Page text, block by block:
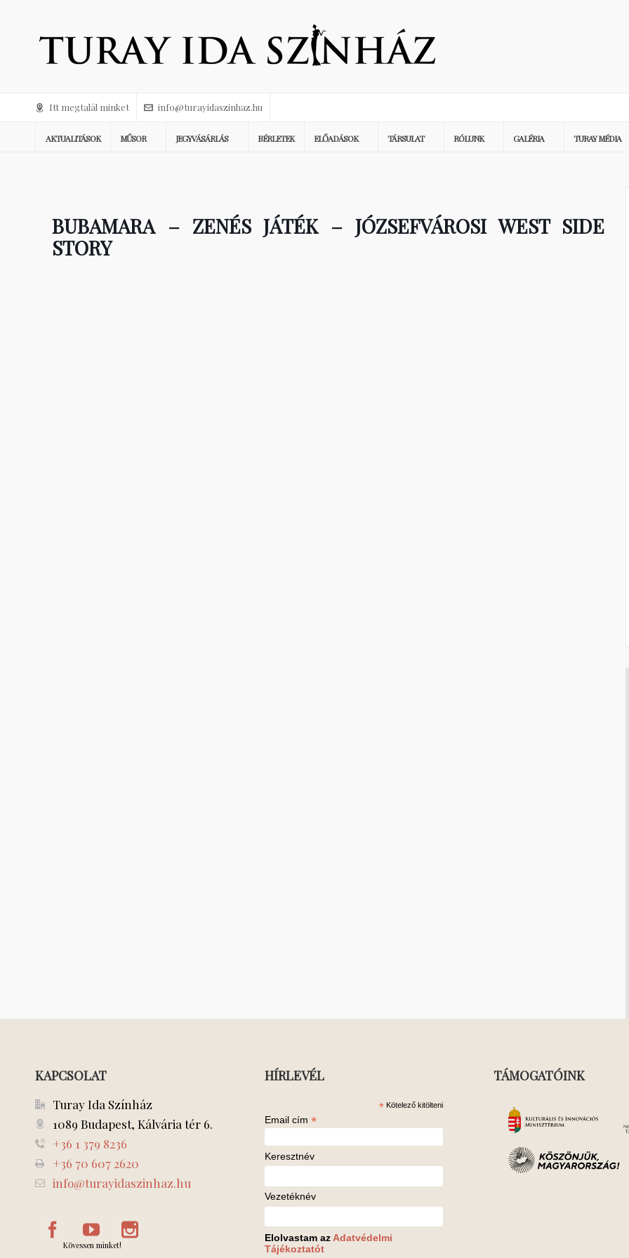
Itt megtalál minket info@turayidaszinhaz.hu
AKTUALITÁSOK MŰSOR JEGYVÁSÁRLÁS BÉRLETEK ELŐADÁSOK TÁRSULAT RÓLUNK GALÉRIA TURAY MÉDIA
BUBAMARA – ZENÉS JÁTÉK – JÓZSEFVÁROSI WEST SIDE
STORY
KAPCSOLAT
Turay Ida Színház
1089 Budapest, Kálvária tér 6.
+36 1 379 8236
+36 70 607 2620
info@turayidaszinhaz.hu
Kövessen minket!
HÍRLEVÉL
* Kötelező kitölteni
Email cím *
Keresztnév
Vezetéknév
Elolvastam azAdatvédelmi
Tájékoztatót
TÁMOGATÓINK